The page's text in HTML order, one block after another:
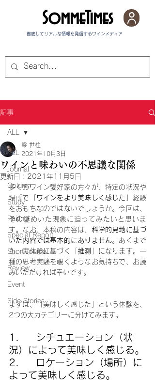
徹底してリアルな情報を発信する​ワインメディア
SommeTimes
記事
ALL
Journal
Column
Study
Pairing
Special Report
Short Journal
Review
Event
Side Stories
ALL
ワインと味わいの不思議な関係
梁 世柱
2021年10月3日
更新日： 2021年11月5日
多くのワイン愛好家の方々が、特定の状況や
場所で「
ワインをより美味しく感じた
」経験
をおもちなのではないでしょうか。今回は、
その謎めいた現象に迫ってみたいと思いま
す。なお、本稿の内容は、 科学的見地に基づ
いた内容では基本的にありません。あくまで
も、実体験に基づく「推測
」になります。一
種の思考実験を覗くようなお気持ちで、お読
みいただければ幸いです。
まずは、「美味しく感じた」という体験を、
2つの大カテゴリーに分けてみます。
1.     シチュエーション（状
況）によって美味しく感じる。
2.     ロケーション（場所）に
よって美味しく感じる。